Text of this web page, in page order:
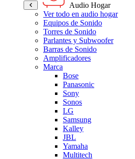
Audio Hogar
Ver todo en audio hogar
Equipos de Sonido
Torres de Sonido
Parlantes y Subwoofer
Barras de Sonido
Amplificadores
Marca
Bose
Panasonic
Sony
Sonos
LG
Samsung
Kalley
JBL
Yamaha
Multitech